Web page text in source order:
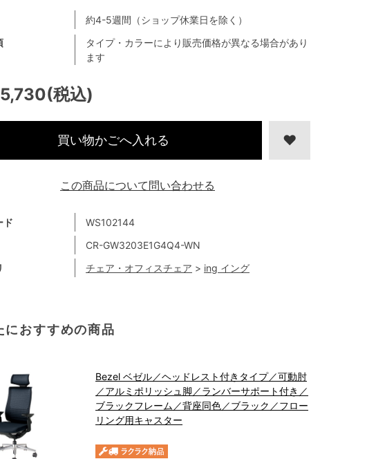
税込)
ド
WS102144
CR-GW3203E1G4Q4-WN
チェア・オフィスチェア > ing イング
タイプ・カラーにより販売価格が異なる場合があり
ます
約4-5週間（ショップ休業日を除く）
買い物かごへ入れる
におすすめの商品
Bezel ベゼル／ヘッドレスト付きタイプ／可動肘
／アルミポリッシュ脚／ランバーサポート付き／
ブラックフレーム／背座同色／ブラック／フロー
リング用キャスター
この商品について問い合わせる